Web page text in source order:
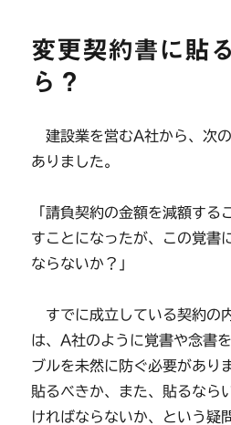
ー
変更契約書に貼
ら？
建設業を営むA社から、次
ありました。
「請負契約の金額を減額する
すことになったが、この覚書
ならないか？」
すでに成立している契約の
は、A社のように覚書や念書
ブルを未然に防ぐ必要があり
貼るべきか、また、貼るなら
ければならないか、という疑